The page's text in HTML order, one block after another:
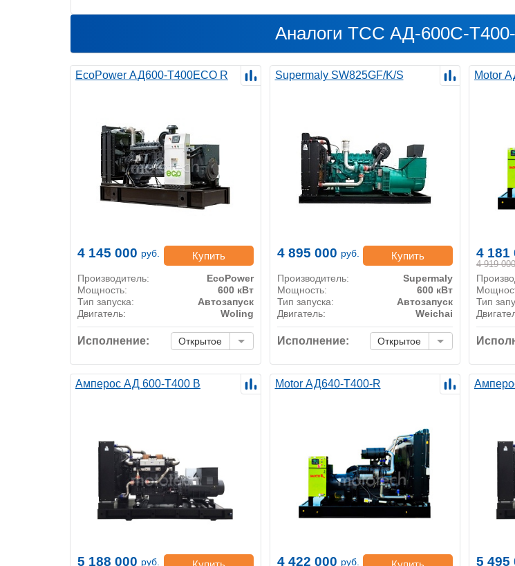
Аналоги ТСС АД-600С-
EcoPower АД600-T400ECO R
4 145 000 руб. Купить
Производитель:
EcoPower
Мощность:
600 кВт
Тип запуска:
Автозапуск
Двигатель:
Woling
Исполнение: Открытое
Supermaly SW825GF/K/S
4 895 000 руб. Купить
Производитель:
Supermaly
Мощность:
600 кВт
Тип запуска:
Автозапуск
Двигатель:
Weichai
Исполнение: Открытое
Motor
4 919 000
4 181
Тип
Амперос АД 600-Т400 B
5 188 000 руб.
Motor АД640-Т400-R
4 422 000 руб. 5 495